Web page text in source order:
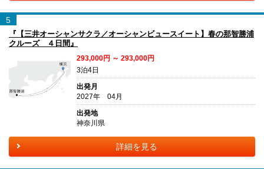
5
『【三井オーシャンサクラ／オーシャンビュースイート】春の那智勝浦
クルーズ ４日間』
293,000円 ～ 293,000円
3泊4日
出発月
2027年 04月
出発地
神奈川県
詳細を見る